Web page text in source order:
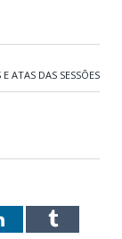
ATAS DAS SESSÕES
LinkedInTumblr